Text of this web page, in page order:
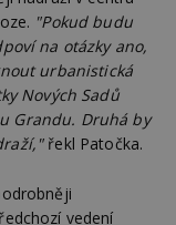
"Pokud budu
na otázky ano,
urbanistická
Nových Sadů
Grandu. Druhá by
řekl Patočka.
vedení